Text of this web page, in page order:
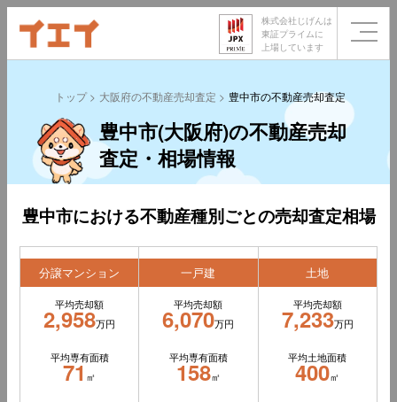
株式会社じげんは
東証プライムに
上場しています
トップ 大阪府の不動産売却査定 豊中市の不動産売却査定
豊中市(大阪府)の不動産売却
査定・相場情報
豊中市における不動産種別ごとの売却査定相場
分譲マンション
平均売却額
2,958万円
平均専有面積
71㎡
一戸建
平均売却額
6,070万円
平均専有面積
158㎡
土地
平均売却額
7,233万円
平均土地面積
400㎡